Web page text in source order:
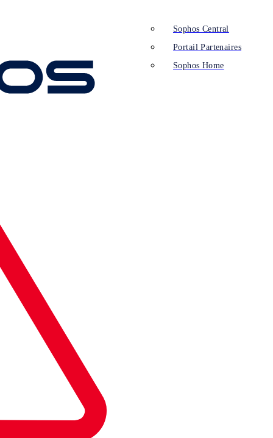
Sophos Central
Portail Partenaires
Sophos Home